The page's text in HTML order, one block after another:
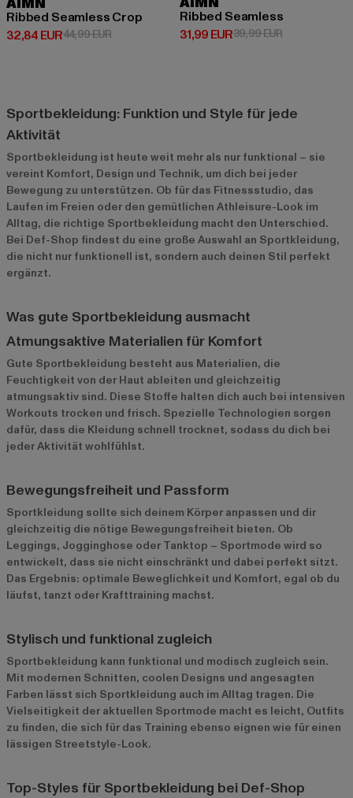
AIMN
Ribbed Seamless Crop
32,84 EUR
Derzeitiger Preis: 32,84 EUR
44,99 EURAktionspreis: 44,99 EUR
Ribbed Seamless
31,99 EUR
Derzeitiger Preis: 31,99 EUR
39,99 EURAktionspreis:
Sportbekleidung: Funktion und Style für jede
Aktivität
Sportbekleidung ist heute weit mehr als nur funktional – sie
vereint Komfort, Design und Technik, um dich bei jeder
Bewegung zu unterstützen. Ob für das Fitnessstudio, das
Laufen im Freien oder den gemütlichen Athleisure-Look im
Alltag, die richtige Sportbekleidung macht den Unterschied.
Bei Def-Shop findest du eine große Auswahl an Sportkleidung,
die nicht nur funktionell ist, sondern auch deinen Stil perfekt
ergänzt.
Was gute Sportbekleidung ausmacht
Atmungsaktive Materialien für Komfort
Gute Sportbekleidung besteht aus Materialien, die
Feuchtigkeit von der Haut ableiten und gleichzeitig
atmungsaktiv sind. Diese Stoffe halten dich auch bei intensiven
Workouts trocken und frisch. Spezielle Technologien sorgen
dafür, dass die Kleidung schnell trocknet, sodass du dich bei
jeder Aktivität wohlfühlst.
Bewegungsfreiheit und Passform
Sportkleidung sollte sich deinem Körper anpassen und dir
gleichzeitig die nötige Bewegungsfreiheit bieten. Ob
Leggings, Jogginghose oder Tanktop – Sportmode wird so
entwickelt, dass sie nicht einschränkt und dabei perfekt sitzt.
Das Ergebnis: optimale Beweglichkeit und Komfort, egal ob du
läufst, tanzt oder Krafttraining machst.
Stylisch und funktional zugleich
Sportbekleidung kann funktional und modisch zugleich sein.
Mit modernen Schnitten, coolen Designs und angesagten
Farben lässt sich Sportkleidung auch im Alltag tragen. Die
Vielseitigkeit der aktuellen Sportmode macht es leicht, Outfits
zu finden, die sich für das Training ebenso eignen wie für einen
lässigen Streetstyle-Look.
Top-Styles für Sportbekleidung bei Def-Shop